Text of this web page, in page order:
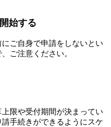
始する
ご自身で申請をしないとい
ご注意ください。
限や受付期間が決まってい
手続きができるようにスケ